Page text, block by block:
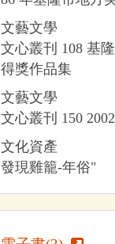
文藝文學
文心叢刊 108 基
得獎作品集
文藝文學
文心叢刊 150
文化資產
發現雞籠-年俗"